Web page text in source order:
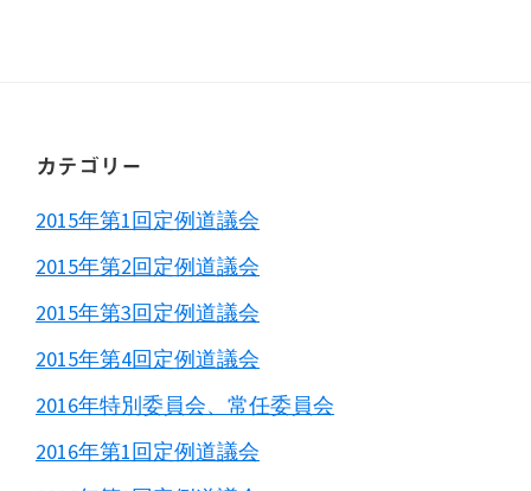
Footer
カテゴリー
2015年第1回定例道議会
2015年第2回定例道議会
2015年第3回定例道議会
2015年第4回定例道議会
2016年特別委員会、常任委員会
2016年第1回定例道議会